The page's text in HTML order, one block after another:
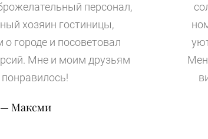
персонал,
хозяин гостиницы,
о городе и посоветовал
Мне и моим друзьям
понравилось!
Максми